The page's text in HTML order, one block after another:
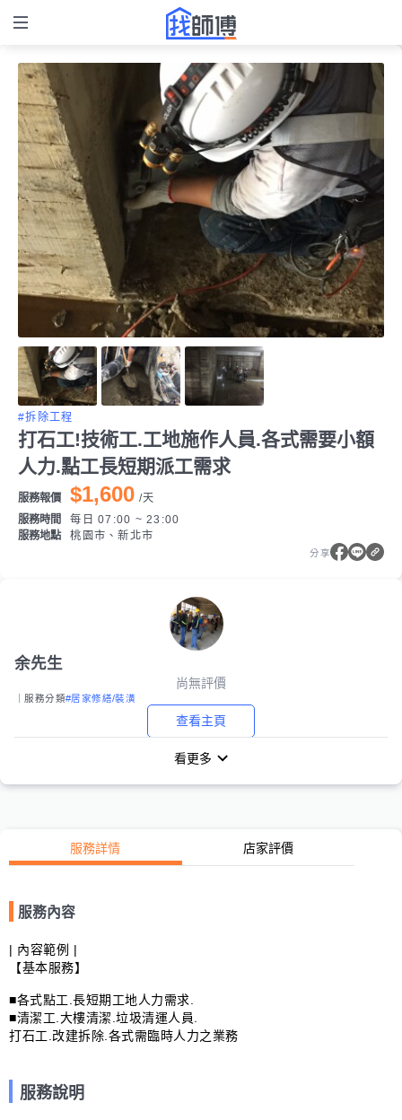
#拆除工程
打石工!技術工.工地施作人員.各式需要小額
人力.點工長短期派工需求
服務報價 $1,600 /天
服務時間
每日 07:00 ~ 23:00
服務地點
桃園市、新北市
分享
余先生
尚無評價
｜服務分類#居家修繕/裝潢
查看主頁
看更多
服務詳情 店家評價
服務內容
| 內容範例 |
【基本服務】
■各式點工.長短期工地人力需求.
■清潔工.大樓清潔.垃圾清運人員.
打石工.改建拆除.各式需臨時人力之業務
服務說明